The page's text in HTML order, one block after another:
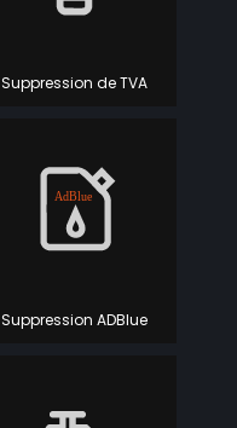
Suppression de TVA
Suppression ADBlue